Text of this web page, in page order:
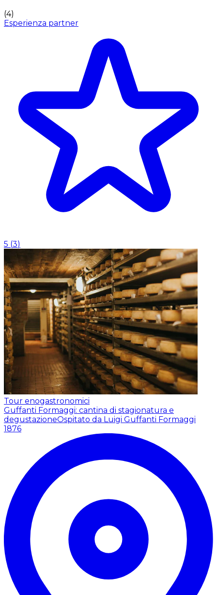
(4)
Esperienza partner
5 (3)
Tour enogastronomici
Guffanti Formaggi: cantina di stagionatura e
degustazioneOspitato da Luigi Guffanti Formaggi
1876